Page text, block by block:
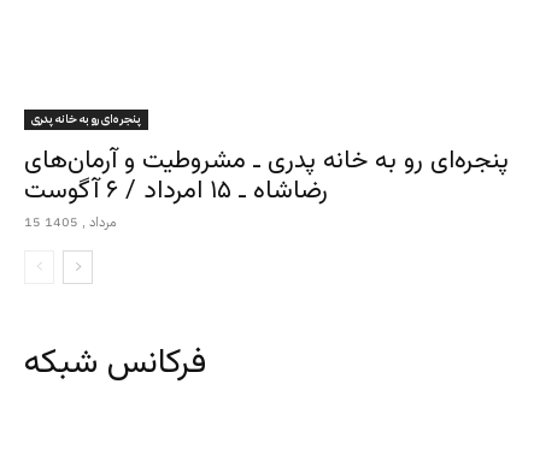
پنجره‌ای رو به خانه پدری
پنجره‌ای رو به خانه پدری ـ مشروطیت و آرمان‌های
رضاشاه ـ ۱۵ امرداد / ۶ آگوست
15 مرداد , 1405
فرکانس شبکه